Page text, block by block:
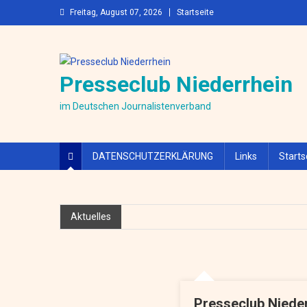
Skip to content Freitag, August 07, 2026 Startseite
Presseclub Niederrhein
im Deutschen Journalistenverband
DATENSCHUTZERKLÄRUNG Links
Aktuelles
Niederrhein
Veranstaltung Zum achten Mal
Presseclub